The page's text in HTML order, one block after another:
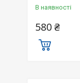
В наявності
580 ₴